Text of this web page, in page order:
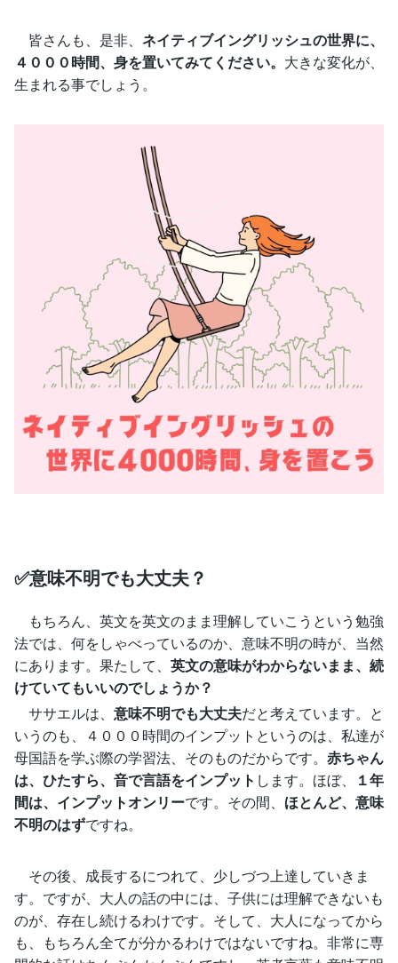
皆さんも、是非、 ネイティブイングリッシュの世界に、
４０００時間、身を置いてみてください。 大きな変化が、
生まれる事でしょう。
✅意味不明でも大丈夫？
もちろん、英文を英文のまま理解していこうという勉強
法では、何をしゃべっているのか、意味不明の時が、当然
にあります。果たして、 英文の意味がわからないまま、続
けていてもいいのでしょうか？
ササエルは、 意味不明でも大丈夫だと考えています。と
いうのも、４０００時間のインプットというのは、私達が
母国語を学ぶ際の学習法、そのものだからです。 赤ちゃん
は、ひたすら、音で言語をインプット します。ほぼ、
１年
間は、インプットオンリーです。その間、 ほとんど、意味
不明のはずですね。
その後、成長するにつれて、少しづつ上達していきま
す。ですが、大人の話の中には、子供には理解できないも
のが、存在し続けるわけです。そして、大人になってから
も、もちろん全てが分かるわけではないですね。非常に専